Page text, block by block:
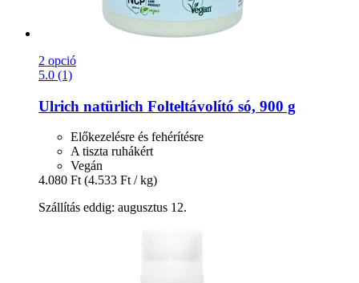
2 opció
5.0 (1)
Ulrich natürlich Folteltávolító só, 900 g
Előkezelésre és fehérítésre
A tiszta ruhákért
Vegán
4.080 Ft (4.533 Ft / kg)
Szállítás eddig: augusztus 12.